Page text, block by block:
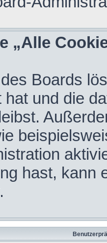
„Alle
Boards
hat und die
hast, kann